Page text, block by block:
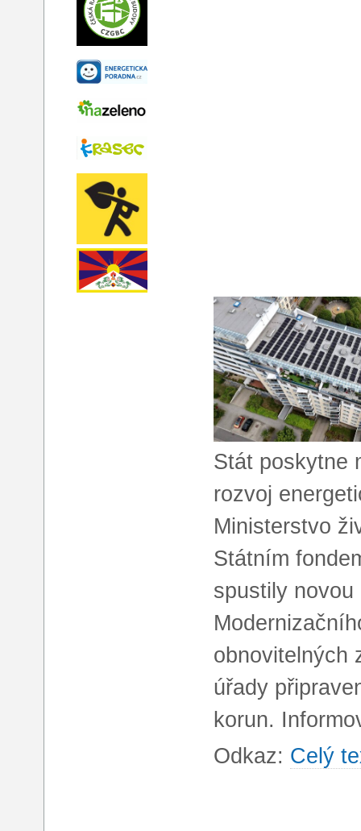
Stát poskytne
rozvoj
Ministerstvo
Státním
spustily
obnovitelných
úřady
korun.
Odkaz: Celý